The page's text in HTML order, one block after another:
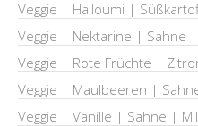
Veggie | Halloumi |
Veggie | Nektarine | Sahne
Veggie | Rote Früchte |
Veggie | Maulbeeren |
Veggie | Vanille | Sahne |